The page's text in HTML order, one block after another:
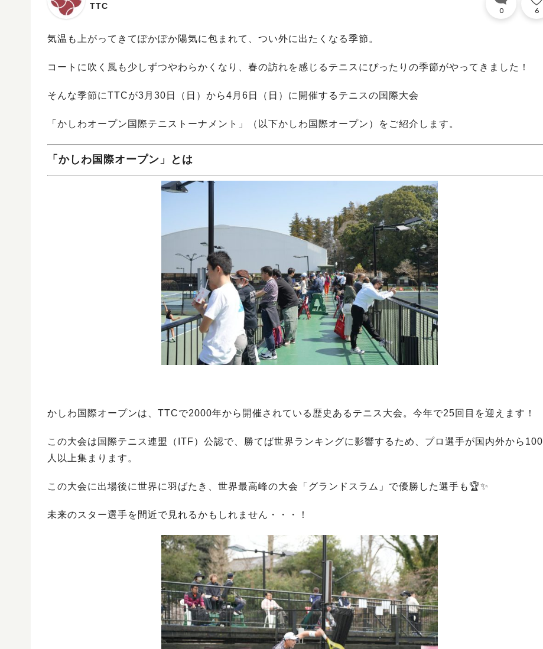
TTC 0 6
気温も上がってきてぽかぽか陽気に包まれて、つい外に出たくなる季節。
コートに吹く風も少しずつやわらかくなり、春の訪れを感じるテニスにぴったりの季節がやってきました！
そんな季節にTTCが3月30日（日）から4月6日（日）に開催するテニスの国際大会
「かしわオープン国際テニストーナメント」（以下かしわ国際オープン）をご紹介します。
「かしわ国際オープン」とは
かしわ国際オープンは、TTCで2000年から開催されている歴史あるテニス大会。今年で25回目を迎えます！
この大会は国際テニス連盟（ITF）公認で、勝てば世界ランキングに影響するため、プロ選手が国内外から100
人以上集まります。
この大会に出場後に世界に羽ばたき、世界最高峰の大会「グランドスラム」で優勝した選手も🏆✨
未来のスター選手を間近で見れるかもしれません・・・！